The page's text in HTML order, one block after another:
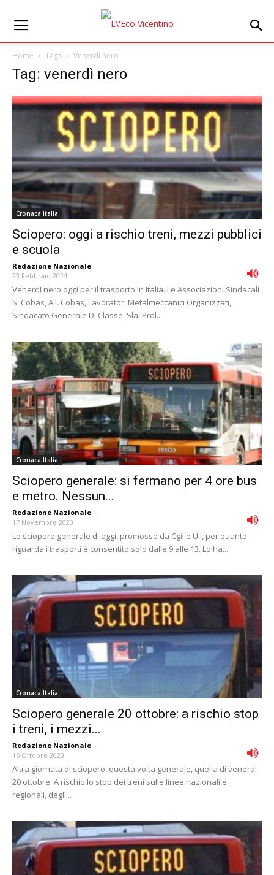
Home Tags Venerdì nero
Tag: venerdì nero
Cronaca Italia
Sciopero: oggi a rischio treni, mezzi pubblici
e scuola
Redazione Nazionale -
23 Febbraio 2024
Venerdì nero oggi per il trasporto in Italia. Le Associazioni Sindacali
Si Cobas, A.l. Cobas, Lavoratori Metalmeccanici Organizzati,
Sindacato Generale Di Classe, Slai Prol...
Cronaca Italia
Sciopero generale: si fermano per 4 ore bus
e metro. Nessun...
Redazione Nazionale -
17 Novembre 2023
Lo sciopero generale di oggi, promosso da Cgil e Uil, per quanto
riguarda i trasporti è consentito solo dalle 9 alle 13. Lo ha...
Cronaca Italia
Sciopero generale 20 ottobre: a rischio stop
i treni, i mezzi...
Redazione Nazionale -
16 Ottobre 2023
Altra giornata di sciopero, questa volta generale, quella di venerdì
20 ottobre. A rischio lo stop dei treni sulle linee nazionali e
regionali, degli...